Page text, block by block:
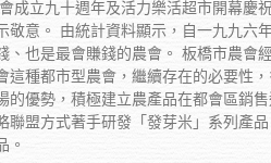
成立九十週年及活力樂活超市開幕
敬意。 由統計資料顯示，自一九九
、也是最會賺錢的農會。 板橋市農
這種都市型農會，繼續存在的必要性
的優勢，積極建立農產品在都會區銷
聯盟方式著手研發「發芽米」系列產
。